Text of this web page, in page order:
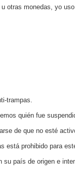
otras monedas, yo uso
trampas.
quién fue
de que no esté
está prohibido para
país de origen e